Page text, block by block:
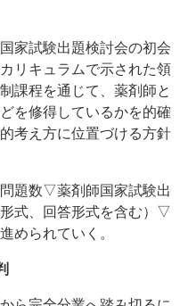
家試験出題検討会の初会
リキュラムで示された領
課程を通じて、薬剤師と
を修得しているかを的確
考え方に位置づける方針
題数▽薬剤師国家試験出
式、回答形式を含む）▽
められていく。